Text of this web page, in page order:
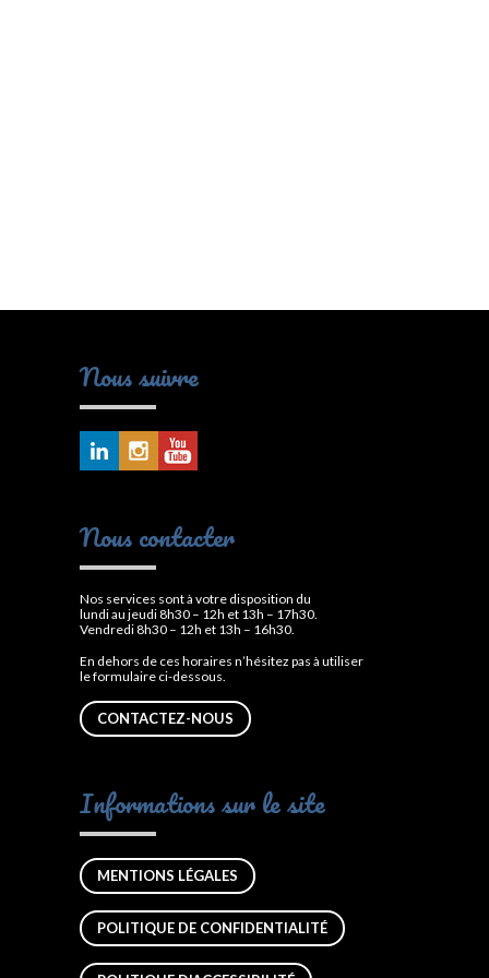
Nous suivre
Nous contacter
Nos services sont à votre disposition du
lundi au jeudi 8h30 – 12h et 13h – 17h30.
Vendredi 8h30 – 12h et 13h – 16h30.
En dehors de ces horaires n’hésitez pas à utiliser
le formulaire ci-dessous.
CONTACTEZ-NOUS
Informations sur le site
MENTIONS LÉGALES
POLITIQUE DE CONFIDENTIALITÉ